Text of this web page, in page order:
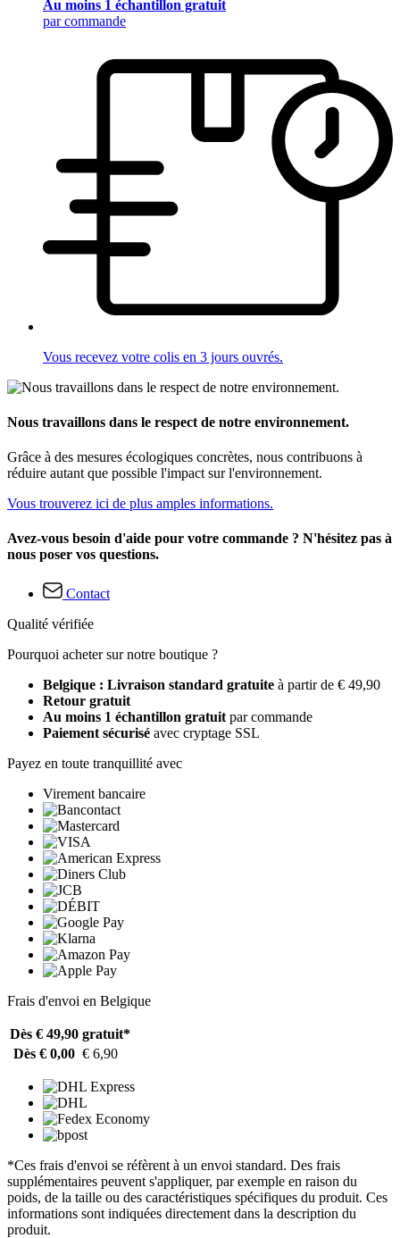
Au moins 1 échantillon gratuit
par commande
Vous recevez votre colis en 3 jours ouvrés.
Nous travaillons dans le respect de notre environnement.
Grâce à des mesures écologiques concrètes, nous contribuons à
réduire autant que possible l'impact sur l'environnement.
Vous trouverez ici de plus amples informations.
Avez-vous besoin d'aide pour votre commande ? N'hésitez pas à
nous poser vos questions.
Contact
Qualité vérifiée
Pourquoi acheter sur notre boutique ?
Belgique : Livraison standard gratuite à partir de € 49,90
Retour gratuit
Au moins 1 échantillon gratuit par commande
Paiement sécurisé avec cryptage SSL
Payez en toute tranquillité avec
Virement bancaire
Frais d'envoi en Belgique
Dès € 49,90 gratuit*
Dès € 0,00 € 6,90
*Ces frais d'envoi se réfèrent à un envoi standard. Des frais
supplémentaires peuvent s'appliquer, par exemple en raison du
poids, de la taille ou des caractéristiques spécifiques du produit. Ces
informations sont indiquées directement dans la description du
produit.